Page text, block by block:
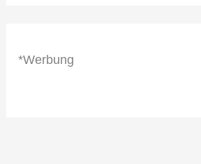
*Werbung